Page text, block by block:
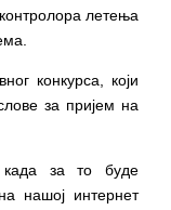
летења
конкурса, који
за пријем на
за то буде
нашој интернет